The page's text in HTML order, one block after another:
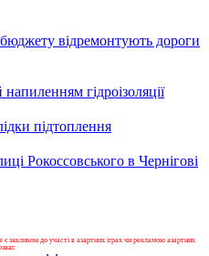
відремонтують дороги
гідроізоляції
підтоплення
Рокоссовського в Чернігові
закликом до участі в азартних іграх чи рекламою азартних